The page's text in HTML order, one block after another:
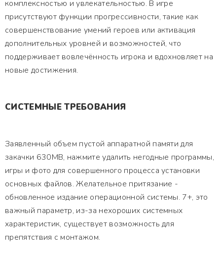
комплексностью и увлекательностью. В игре
присутствуют функции прогрессивности, такие как
совершенствование умений героев или активация
дополнительных уровней и возможностей, что
поддерживает вовлечённость игрока и вдохновляет на
новые достижения.
СИСТЕМНЫЕ ТРЕБОВАНИЯ
Заявленный объем пустой аппаратной памяти для
закачки 630MB, нажмите удалить негодные программы,
игры и фото для совершенного процесса установки
основных файлов. Желательное притязание -
обновленное издание операционной системы. 7+, это
важный параметр, из-за нехороших системных
характеристик, существует возможность для
препятствия с монтажом.